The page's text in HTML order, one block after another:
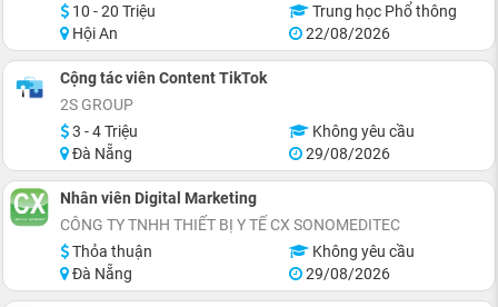
10 - 20 Triệu
Trung học Phổ thông
Hội An
22/08/2026
Cộng tác viên Content TikTok
2S GROUP
3 - 4 Triệu
Không yêu cầu
Đà Nẵng
29/08/2026
Nhân viên Digital Marketing
CÔNG TY TNHH THIẾT BỊ Y TẾ CX SONOMEDITEC
Thỏa thuận
Không yêu cầu
Đà Nẵng
29/08/2026